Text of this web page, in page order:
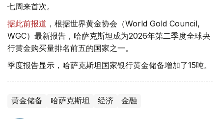
七周来首次。
据此前报道 ，根据世界黄金协会（World Gold Council,
WGC）最新报告，哈萨克斯坦成为2026年第二季度全球央
行黄金购买量排名前五的国家之一。
季度报告显示，哈萨克斯坦国家银行黄金储备增加了15吨。
黄金储备 哈萨克斯坦 经济 金融